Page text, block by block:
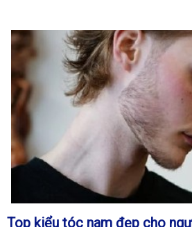
Top kiểu tóc nam đẹp cho